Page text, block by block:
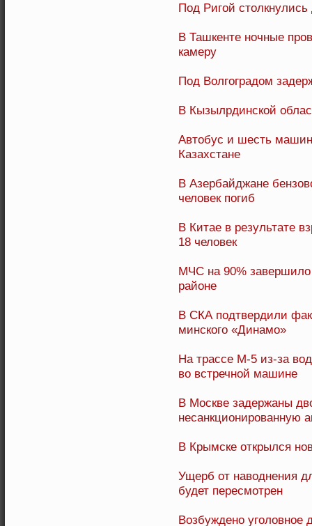
Под Ригой
В Ташкенте ночные
камеру
Под Волгоградом
В Кызылрдинской
Автобус и шесть
Казахстане
В Азербайджане
человек погиб
В Китае в результате
18 человек
МЧС на 90% завершило
районе
В СКА подтвердили
минского «Динамо»
На трассе М-5 из-за
во встречной машине
В Москве задержаны
несанкционированную
В Крымске открылся
Ущерб от наводнения
будет пересмотрен
Возбуждено уголовное